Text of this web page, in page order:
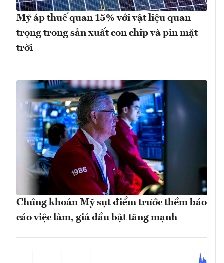
Mỹ áp thuế quan 15% với vật liệu quan
trọng trong sản xuất con chip và pin mặt
trời
Chứng khoán Mỹ sụt điểm trước thềm báo
cáo việc làm, giá dầu bật tăng mạnh